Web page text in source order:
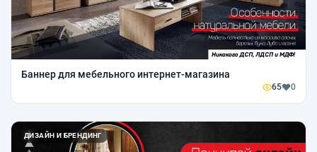
Баннер для мебельного интернет-магазина
65 0
ДИЗАЙН И БРЕНДИНГ